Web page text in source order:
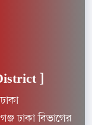
]
ঢাকা বিভাগের